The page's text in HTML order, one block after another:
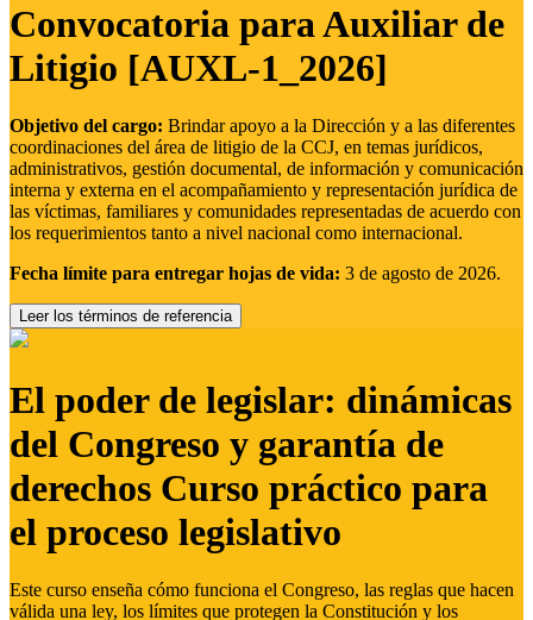
Convocatoria para Auxiliar de
Litigio [AUXL-1_2026]
Objetivo del cargo: Brindar apoyo a la Dirección y a las diferentes
coordinaciones del área de litigio de la CCJ, en temas jurídicos,
administrativos, gestión documental, de información y comunicación
interna y externa en el acompañamiento y representación jurídica de
las víctimas, familiares y comunidades representadas de acuerdo con
los requerimientos tanto a nivel nacional como internacional.
Fecha límite para entregar hojas de vida: 3 de agosto de 2026.
Leer los términos de referencia
El poder de legislar: dinámicas
del Congreso y garantía de
derechos Curso práctico para
el proceso legislativo
Este curso enseña cómo funciona el Congreso, las reglas que hacen
válida una ley, los límites que protegen la Constitución y los